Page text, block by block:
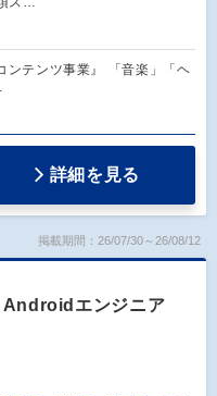
ンテンツ事業』 「音楽」「ヘ
詳細を見る
掲載期間：26/07/30～26/08/12
エンジニア